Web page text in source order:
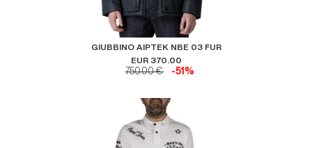
GIUBBINO AIPTEK NBE 03 FUR
EUR 370.00
750.00 € -51%